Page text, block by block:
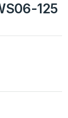
125